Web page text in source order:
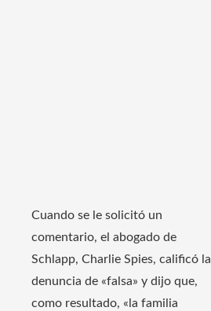
Cuando se le solicitó un
comentario, el abogado de
Schlapp, Charlie Spies, calificó la
denuncia de «falsa» y dijo que,
como resultado, «la familia